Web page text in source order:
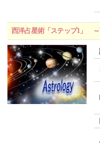
西洋占星術「ステップ1」